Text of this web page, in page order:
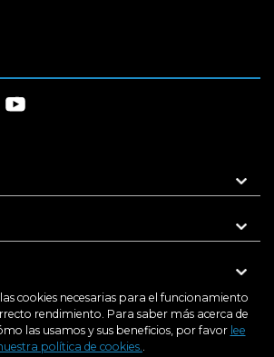
cookies necesarias para el funcionamiento
rendimiento. Para saber más acerca de
las usamos y sus beneficios, por favor lee
política de cookies..